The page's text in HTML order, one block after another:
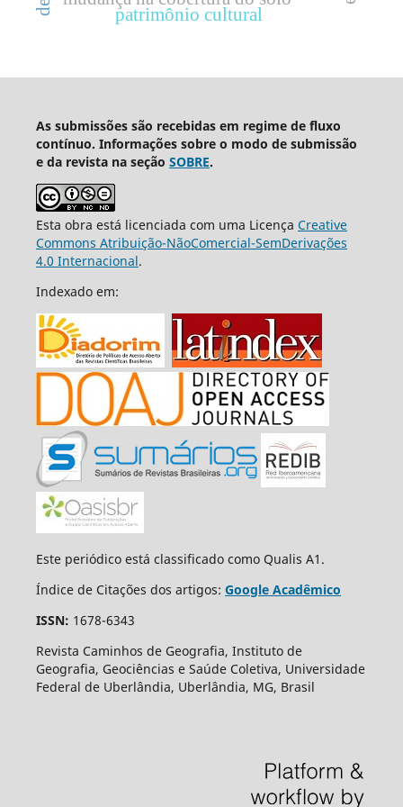
patrimônio cultural
As submissões são recebidas em regime de fluxo
contínuo. Informações sobre o modo de submissão
e da revista na seção SOBRE.
Esta obra está licenciada com uma Licença Creative
Commons Atribuição-NãoComercial-SemDerivações
4.0 Internacional.
Indexado em:
Este periódico está classificado como Qualis A1.
Índice de Citações dos artigos: Google Acadêmico
ISSN: 1678-6343
Revista Caminhos de Geografia, Instituto de
Geografia, Geociências e Saúde Coletiva, Universidade
Federal de Uberlândia, Uberlândia, MG, Brasil